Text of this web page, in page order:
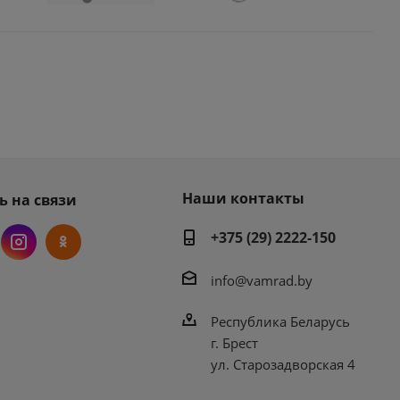
на связи
Наши контакты
+375 (29) 2222-150
info@vamrad.by
Республика Беларусь
г. Брест
ул. Старозадворская 4